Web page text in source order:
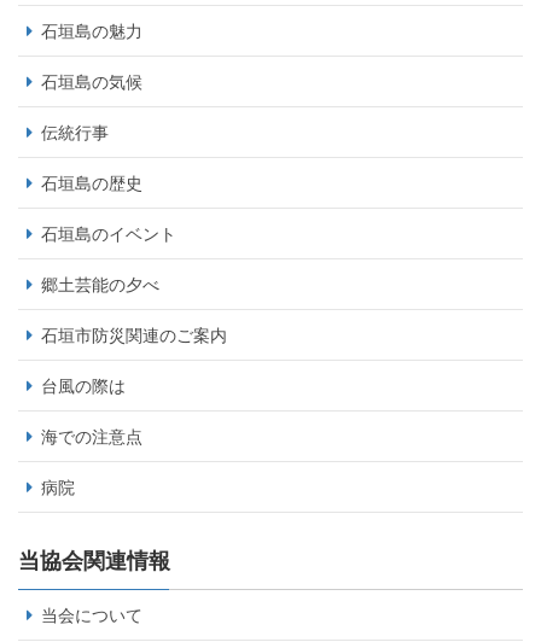
石垣島の魅力
石垣島の気候
伝統行事
石垣島の歴史
石垣島のイベント
郷土芸能の夕べ
石垣市防災関連のご案内
台風の際は
海での注意点
病院
当協会関連情報
当会について